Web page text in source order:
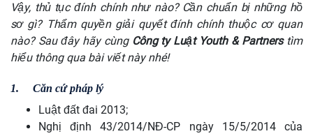
Vậy, thủ tục đính chính như nào? Cần chuẩn bị những hồ
sơ gì? Thẩm quyền giải quyết đính chính thuộc cơ quan
nào? Sau đây hãy cùng Công ty Luật Youth & Partnerstìm
hiểu thông qua bài viết này nhé!
1. Căn cứ pháp lý
Luật đất đai 2013;
Nghị định 43/2014/NĐ-CP ngày 15/5/2014 của